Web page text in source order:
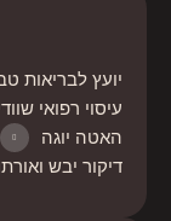
יועץ לבריאות
עיסוי רפואי
האטה יוגה
דיקור יבש